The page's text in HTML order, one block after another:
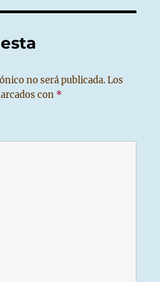
no será publicada. Los
con *